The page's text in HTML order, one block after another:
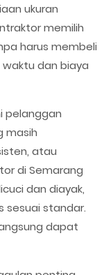
ukuran
memilih
harus membeli
waktu dan biaya
pelanggan
masih
atau
di Semarang
dan diayak,
sesuai standar.
dapat